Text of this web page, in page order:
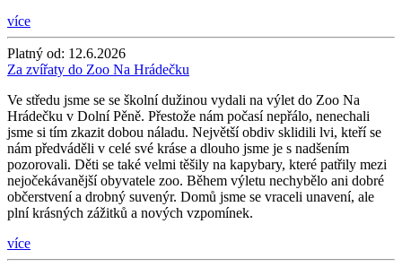
více
Platný od: 12.6.2026
Za zvířaty do Zoo Na Hrádečku
Ve středu jsme se se školní dužinou vydali na výlet do Zoo Na
Hrádečku v Dolní Pěně. Přestože nám počasí nepřálo, nenechali
jsme si tím zkazit dobou náladu. Největší obdiv sklidili lvi, kteří se
nám předváděli v celé své kráse a dlouho jsme je s nadšením
pozorovali. Děti se také velmi těšily na kapybary, které patřily mezi
nejočekávanější obyvatele zoo. Během výletu nechybělo ani dobré
občerstvení a drobný suvenýr. Domů jsme se vraceli unavení, ale
plní krásných zážitků a nových vzpomínek.
více